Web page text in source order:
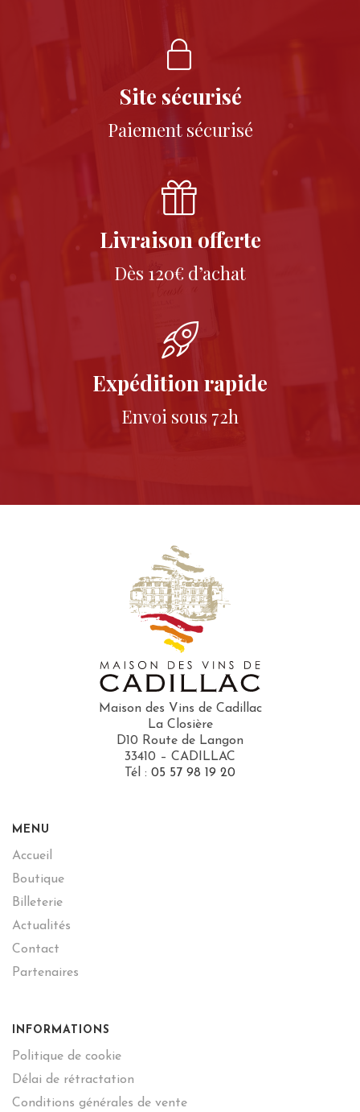
Site sécurisé
Paiement sécurisé
Livraison offerte
Dès 120€ d’achat
Expédition rapide
Envoi sous 72h
Maison des Vins de Cadillac
La Closière
D10 Route de Langon
33410 – CADILLAC
Tél : 05 57 98 19 20
MENU
Accueil
Boutique
Billeterie
Actualités
Contact
Partenaires
INFORMATIONS
Politique de cookie
Délai de rétractation
Conditions générales de vente